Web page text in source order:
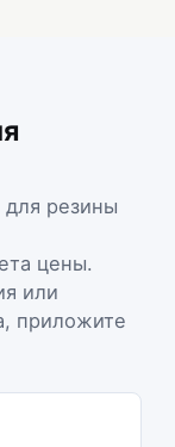
резины
цены.
или
приложите